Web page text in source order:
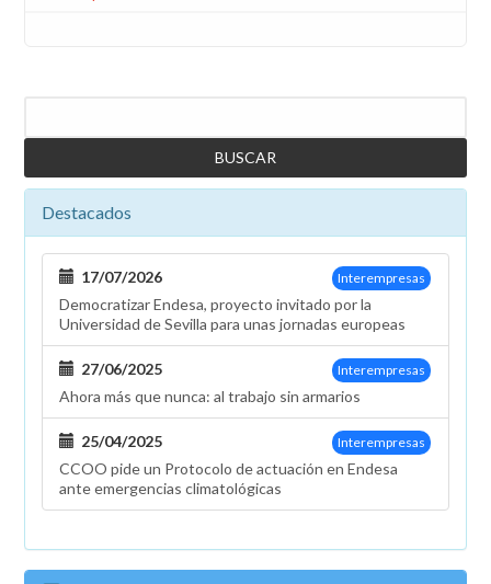
Destacados
Interempresas
17/07/2026
Democratizar Endesa, proyecto invitado por la
Universidad de Sevilla para unas jornadas europeas
Interempresas
27/06/2025
Ahora más que nunca: al trabajo sin armarios
Interempresas
25/04/2025
CCOO pide un Protocolo de actuación en Endesa
ante emergencias climatológicas